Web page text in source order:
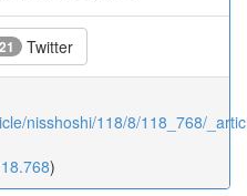
Twitter
nisshoshi/118/8/118_768/
)